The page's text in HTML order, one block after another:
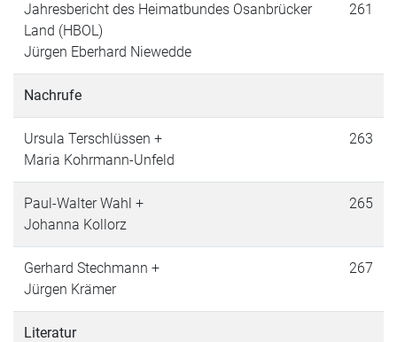
Jahresbericht des Heimatbundes Osanbrücker
Land (HBOL)
Jürgen Eberhard Niewedde
261
Nachrufe
Ursula Terschlüssen +
Maria Kohrmann-Unfeld
263
Paul-Walter Wahl +
Johanna Kollorz
265
Gerhard Stechmann +
Jürgen Krämer
267
Literatur